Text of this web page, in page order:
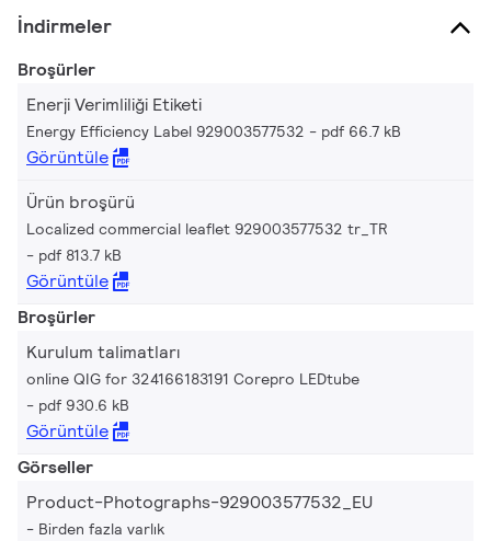
İndirmeler
Broşürler
Enerji Verimliliği Etiketi
Energy Efficiency Label 929003577532 pdf 66.7 kB
Görüntüle
Ürün broşürü
Localized commercial leaflet 929003577532 tr_TR
pdf 813.7 kB
Görüntüle
Broşürler
Kurulum talimatları
online QIG for 324166183191 Corepro LEDtube
pdf 930.6 kB
Görüntüle
Görseller
Product-Photographs-929003577532_EU
Birden fazla varlık